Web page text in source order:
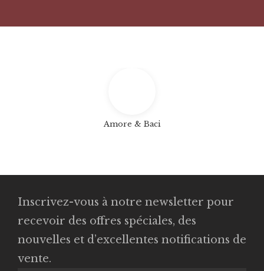
Amore & Baci
Inscrivez-vous à notre newsletter pour
recevoir des offres spéciales, des
nouvelles et d’excellentes notifications de
vente.